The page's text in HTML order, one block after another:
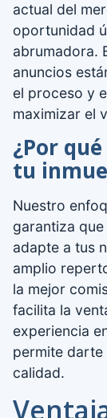
actual del
oportunidad
abrumadora.
anuncios
el proceso y
maximizar el
¿Por
tu
Nuestro
garantiza
adapte a tus
amplio
la mejor
facilita la
experiencia
permite darte
calidad.